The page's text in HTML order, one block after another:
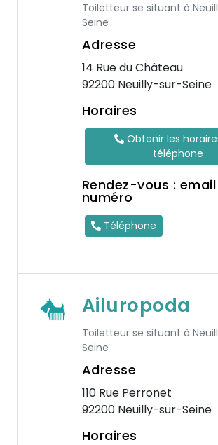
Toiletteur se situant à
Seine
Adresse
14 Rue du Château
92200 Neuilly-sur-Seine
Horaires
Obtenir les
téléphone
Rendez-vous :
numéro
Téléphone
Ailuropoda
Toiletteur se situant à
Seine
Adresse
110 Rue Perronet
92200 Neuilly-sur-Seine
Horaires